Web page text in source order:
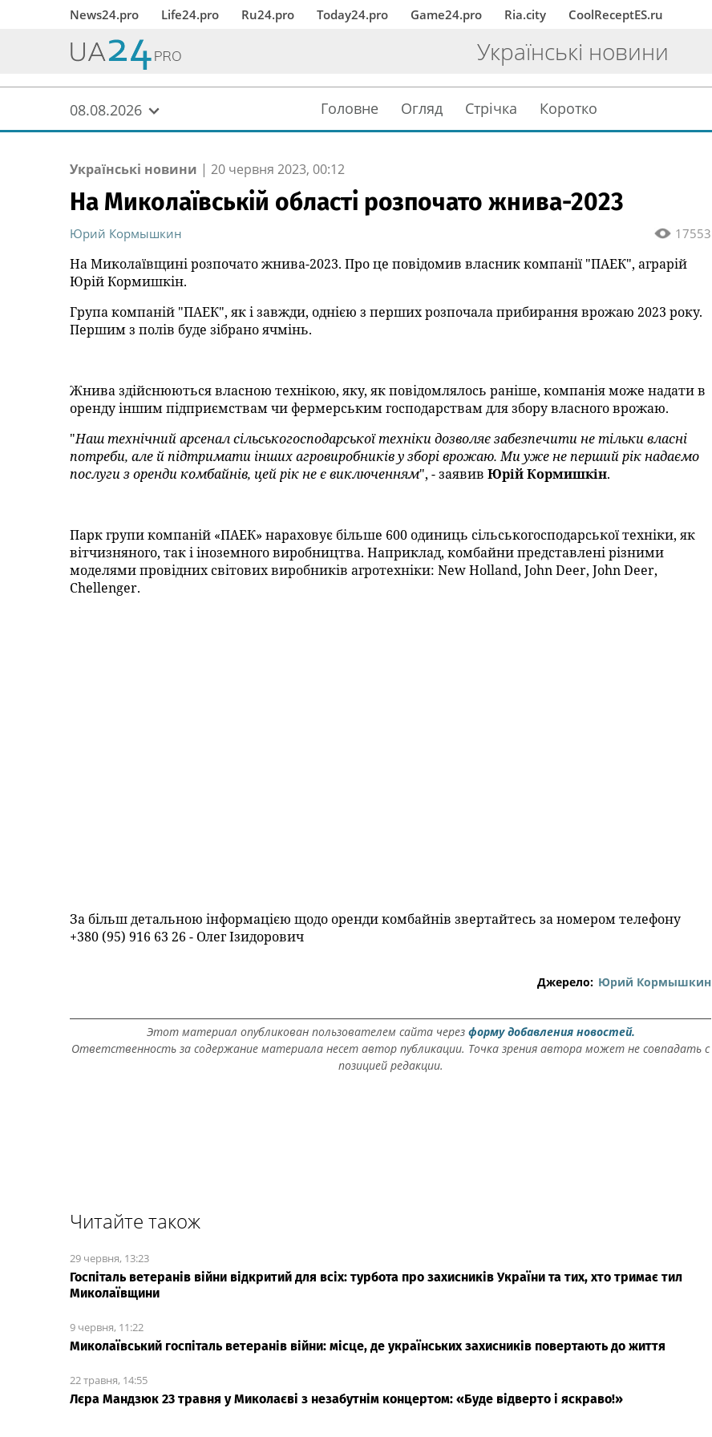
News24.pro Life24.pro Ru24.pro Today24.pro Game24.pro Ria.city CoolReceptES.ru
Українські новини
08.08.2026 Головне Огляд Стрічка Коротко
Українські новини | 20 червня 2023, 00:12
На Миколаївській області розпочато жнива-2023
17553
Юрий Кормышкин
На Миколаївщині розпочато жнива-2023. Про це повідомив власник компанії "ПАЕК", аграрій
Юрій Кормишкін.
Група компаній "ПАЕК", як і завжди, однією з перших розпочала прибирання врожаю 2023 року.
Першим з полів буде зібрано ячмінь.
Жнива здійснюються власною технікою, яку, як повідомлялось раніше, компанія може надати в
оренду іншим підприємствам чи фермерським господарствам для збору власного врожаю.
"Наш технічний арсенал сільськогосподарської техніки дозволяє забезпечити не тільки власні
потреби, але й підтримати інших агровиробників у зборі врожаю. Ми уже не перший рік надаємо
послуги з оренди комбайнів, цей рік не є виключенням", - заявив Юрій Кормишкін.
Парк групи компаній «ПАЕК» нараховує більше 600 одиниць сільськогосподарської техніки, як
вітчизняного, так і іноземного виробництва. Наприклад, комбайни представлені різними
моделями провідних світових виробників агротехніки: New Holland, John Deer, John Deer,
Chellenger.
За більш детальною інформацією щодо оренди комбайнів звертайтесь за номером телефону
+380 (95) 916 63 26 - Олег Ізидорович
Джерело: Юрий Кормышкин
Этот материал опубликован пользователем сайта через форму добавления новостей.
Ответственность за содержание материала несет автор публикации. Точка зрения автора может не совпадать с
позицией редакции.
Читайте також
29 червня, 13:23
Госпіталь ветеранів війни відкритий для всіх: турбота про захисників України та тих, хто тримає тил
Миколаївщини
9 червня, 11:22
Миколаївський госпіталь ветеранів війни: місце, де українських захисників повертають до життя
22 травня, 14:55
Лєра Мандзюк 23 травня у Миколаєві з незабутнім концертом: «Буде відверто і яскраво!»